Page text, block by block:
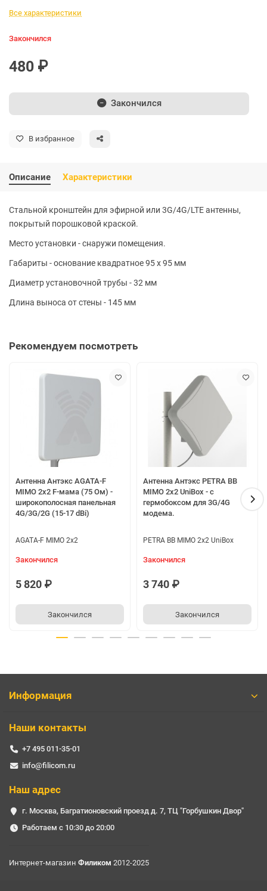
Все характеристики
Закончился
480 ₽
Закончился
В избранное
Описание Характеристики
Стальной кронштейн для эфирной или 3G/4G/LTE антенны,
покрытый порошковой краской.
Место установки - снаружи помещения.
Габариты - основание квадратное 95 x 95 мм
Диаметр установочной трубы - 32 мм
Длина выноса от стены - 145 мм
Рекомендуем посмотреть
Антенна Антэкс AGATA-F
MIMO 2x2 F-мама (75 Ом) -
широкополосная панельная
4G/3G/2G (15-17 dBi)
AGATA-F MIMO 2x2
Закончился
5 820 ₽
Закончился
Антенна Антэкс PETRA BB
MIMO 2x2 UniBox - с
гермобоксом для 3G/4G
модема.
PETRA BB MIMO 2x2 UniBox
Закончился
3 740 ₽
Закончился
Информация
Наши контакты
+7 495 011-35-01
info@filicom.ru
Наш адрес
г. Москва, Багратионовский проезд д. 7, ТЦ "Горбушкин Двор"
Работаем с 10:30 до 20:00
Интернет-магазин Филиком 2012-2025